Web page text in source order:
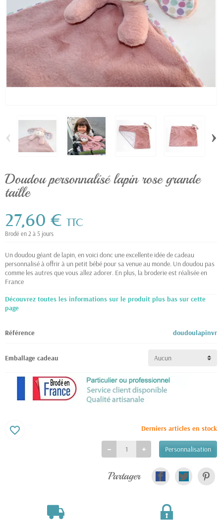
‹ ›
Doudou personnalisé lapin rose grande
taille
27,60 € TTC
Brodé en 2 à 5 jours
Un doudou géant de lapin, en voici donc une excellente idée de cadeau
personnalisé à offrir à un petit bébé pour sa venue au monde. Un doudou pas
comme les autres que vous allez adorer. En plus, la broderie est réalisée en
France
Découvrez toutes les informations sur le produit plus bas sur cette
page
Référence doudoulapinvr
Emballage cadeau
Derniers articles en stock
Personnalisation
favorite_border
Partager